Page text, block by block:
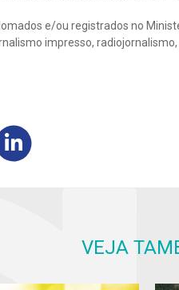
e/ou registrados no
impresso,
VEJA